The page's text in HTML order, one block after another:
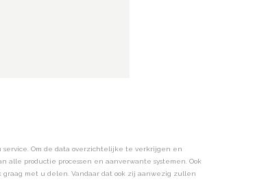
Om de data overzichtelijke te verkrijgen en
alle productie processen en aanverwante systemen. Ook
graag met u delen. Vandaar dat ook zij aanwezig zullen